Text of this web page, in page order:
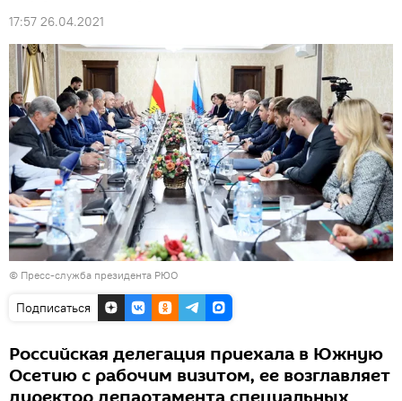
17:57 26.04.2021
© Пресс-служба президента РЮО
Подписаться
Российская делегация приехала в Южную
Осетию с рабочим визитом, ее возглавляет